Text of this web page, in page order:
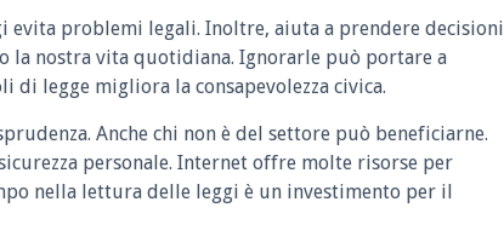
evita problemi legali. Inoltre, aiuta a prendere decisioni
la nostra vita quotidiana. Ignorarle può portare a
di legge migliora la consapevolezza civica.
Anche chi non è del settore può beneficiarne.
personale. Internet offre molte risorse per
nella lettura delle leggi è un investimento per il